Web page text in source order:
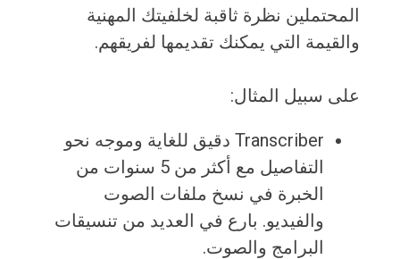
المحتملين نظرة ثاقبة لخلفيتك المهنية
والقيمة التي يمكنك تقديمها لفريقهم.
على سبيل المثال:
Transcriber دقيق للغاية وموجه نحو
التفاصيل مع أكثر من 5 سنوات من
الخبرة في نسخ ملفات الصوت
والفيديو. بارع في العديد من تنسيقات
البرامج والصوت.